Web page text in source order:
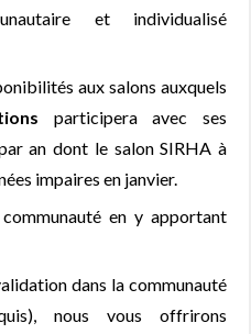
et individualisé
aux salons auxquels
participera avec ses
an dont le salon SIRHA à
impaires en janvier.
en y apportant
dans la communauté
nous vous offrirons